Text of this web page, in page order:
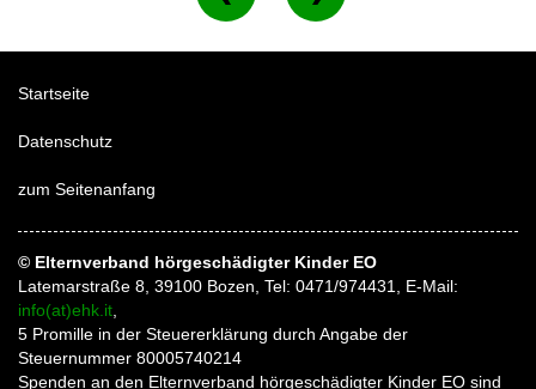
Startseite
Datenschutz
zum Seitenanfang
© Elternverband hörgeschädigter Kinder EO
Latemarstraße 8, 39100 Bozen, Tel: 0471/974431, E-Mail:
info(at)ehk.it,
5 Promille in der Steuererklärung durch Angabe der
Steuernummer 80005740214
Spenden an den Elternverband hörgeschädigter Kinder EO sind